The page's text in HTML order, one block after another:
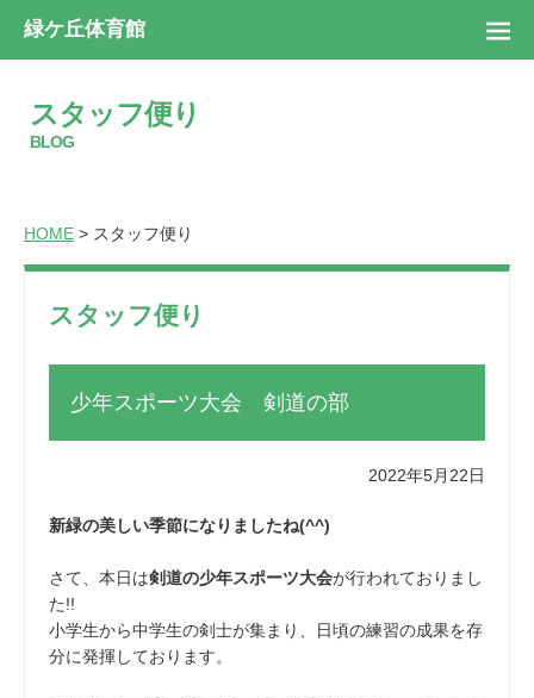
緑ケ丘体育館
スタッフ便り
BLOG
HOME > スタッフ便り
スタッフ便り
少年スポーツ大会 剣道の部
2022年5月22日
新緑の美しい季節になりましたね(^^)
さて、本日は剣道の少年スポーツ大会が行われておりまし
た!!
小学生から中学生の剣士が集まり、日頃の練習の成果を存
分に発揮しております。